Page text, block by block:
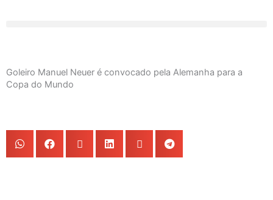
Goleiro Manuel Neuer é convocado pela Alemanha para a
Copa do Mundo